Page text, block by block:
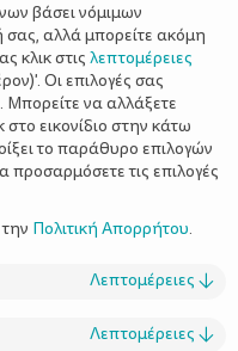
πάντα τις
βάσει νόμιμων
σας, αλλά μπορείτε ακόμη
κλικ στις λεπτομέρειες
Οι επιλογές σας
να αλλάξετε
εικονίδιο στην κάτω
το παράθυρο επιλογών
τις επιλογές
Πολιτική Απορρήτου.
Λεπτομέρειες ↓
Λεπτομέρειες ↓